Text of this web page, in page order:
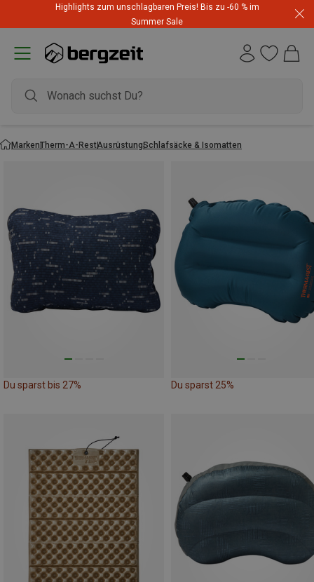
Highlights zum unschlagbaren Preis! Bis zu -60 % im
Summer Sale
MarkenTherm-A-RestAusrüstungSchlafsäcke & Isomatten
Du sparst bis 27% Du sparst 25%